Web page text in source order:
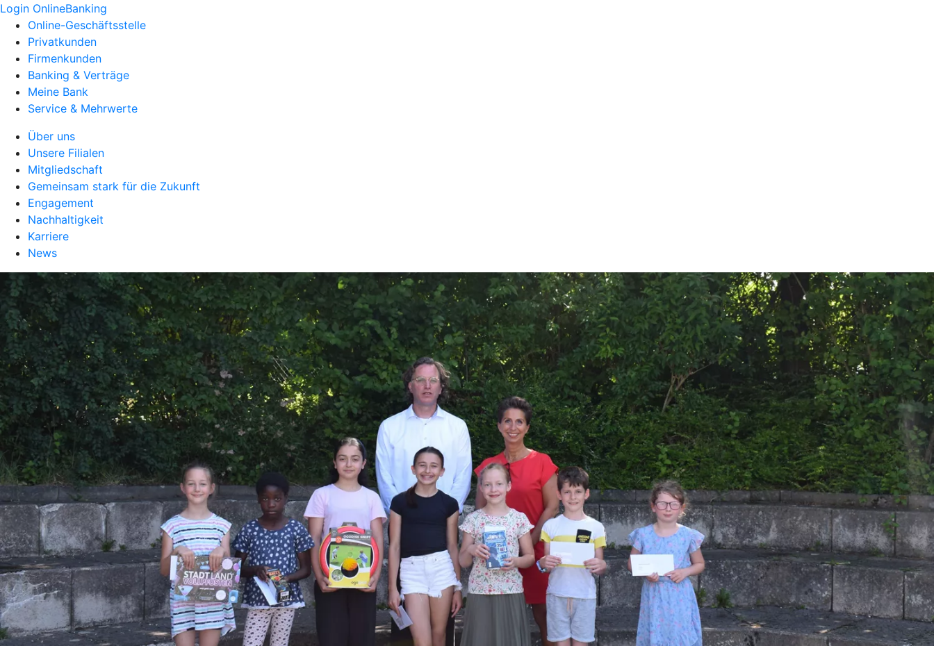
Login OnlineBanking
Online-Geschäftsstelle
Privatkunden
Firmenkunden
Banking & Verträge
Meine Bank
Service & Mehrwerte
Über uns
Unsere Filialen
Mitgliedschaft
Gemeinsam stark für die Zukunft
Engagement
Nachhaltigkeit
Karriere
News